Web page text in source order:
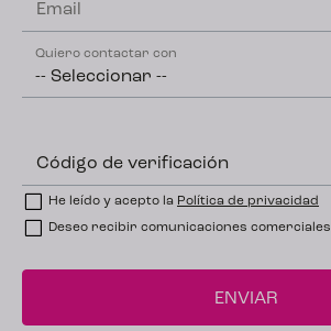
Email
Quiero contactar con
Código de verificación
He leído y acepto la Política de privacidad
Deseo recibir comunicaciones comerciales